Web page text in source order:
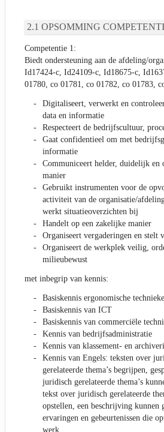
OPSOMMING
Competentie 1:
Biedt ondersteuning aan de afdeling/
Id17424-c, Id24109-c, Id18675-c,
01780, co 01781, co 01782, co 01783,
Digitaliseert, verwerkt en
data en informatie
Respecteert de bedrijfscultuur,
Gaat confidentieel om met
informatie
Communiceert helder, duidelijk en
manier
Gebruikt instrumenten voor de
activiteit van de organisatie/
werkt situatieoverzichten bij
Handelt op een zakelijke manier
Organiseert vergaderingen en stelt
Organiseert de werkplek veilig,
milieubewust
met inbegrip van kennis:
Basiskennis ergonomische
Basiskennis van ICT
Basiskennis van commerciële
Kennis van bedrijfsadministratie
Kennis van klassement- en
Kennis van Engels: teksten over
gerelateerde thema’s begrijpen,
juridisch gerelateerde thema’s
tekst over juridisch gerelateerde
opstellen, een beschrijving kunnen
ervaringen en gebeurtenissen die
werk.